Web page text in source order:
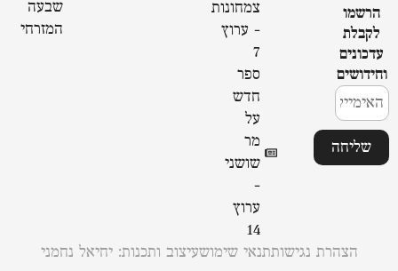
הרשמו
לקבלת
עדכונים
וחידושים
שליחה
צמחונות
- ערוץ
7
ספר
חדש
על
מר
שושני
-
ערוץ
14
שבעה
המזרחי
הצהרת נגישותתנאי שימושעיצוב ותכנות: יחיאל נחמני